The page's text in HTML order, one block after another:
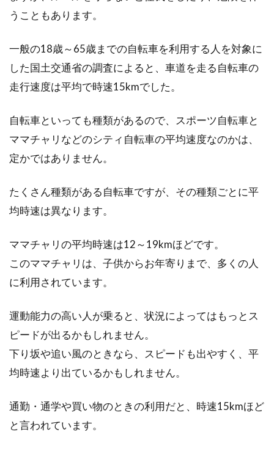
自転車のスプロケットの交換方法、ご存じです
か？自分でできる交換方法を知っていると、掃
除の時や、複...
ジャイアントのクロスバイクの型落
ちって？
今回は、ジャイアントのクロスバイクの型落ち
のお話を...
自転車の購入方法を教えて下さい！
初めてロードバイクなどの本格的なスポーツ自
転車を買...
方法と乗り心地の違い
うこともあります。
一般の18歳～65歳までの自転車を利用する人を対象に
した国土交通省の調査によると、車道を走る自転車の
走行速度は平均で時速15kmでした。
自転車といっても種類があるので、スポーツ自転車と
ママチャリなどのシティ自転車の平均速度なのかは、
定かではありません。
たくさん種類がある自転車ですが、その種類ごとに平
均時速は異なります。
ママチャリの平均時速は12～19kmほどです。
このママチャリは、子供からお年寄りまで、多くの人
に利用されています。
運動能力の高い人が乗ると、状況によってはもっとス
ピードが出るかもしれません。
下り坂や追い風のときなら、スピードも出やすく、平
均時速より出ているかもしれません。
通勤・通学や買い物のときの利用だと、時速15kmほど
と言われています。